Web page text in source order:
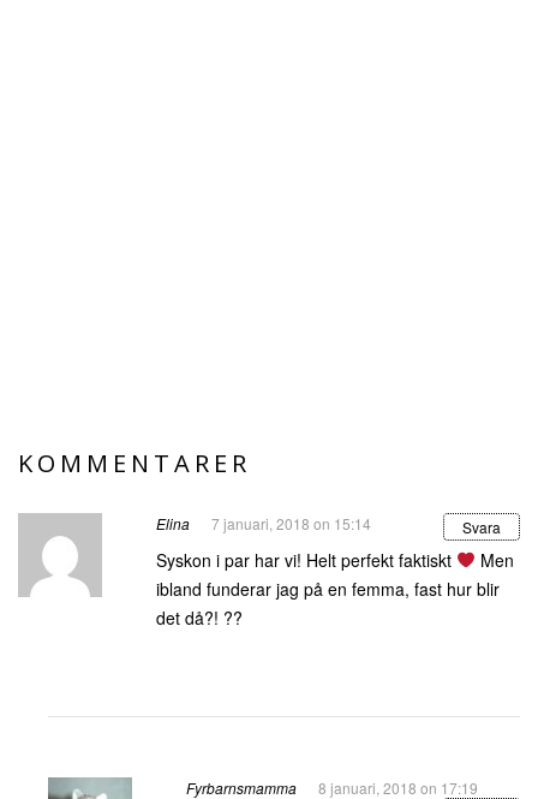
KOMMENTARER
Elina 7 januari, 2018 on 15:14 Svara
Syskon i par har vi! Helt perfekt faktiskt
Men
ibland funderar jag på en femma, fast hur blir
det då?! ??
Fyrbarnsmamma
8 januari, 2018 on 17:19